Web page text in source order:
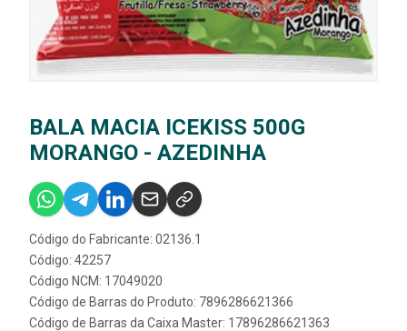
BALA MACIA ICEKISS 500G
MORANGO - AZEDINHA
Código do Fabricante: 02136.1
Código: 42257
Código NCM: 17049020
Código de Barras do Produto: 7896286621366
Código de Barras da Caixa Master: 17896286621363